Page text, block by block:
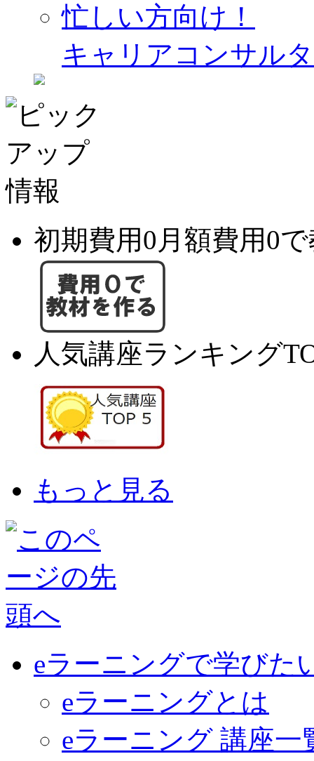
忙しい方向け！
キャリアコンサル
初期費用0月額費用0
人気講座ランキング
もっと見る
eラーニングで学びた
eラーニングとは
eラーニング 講座一